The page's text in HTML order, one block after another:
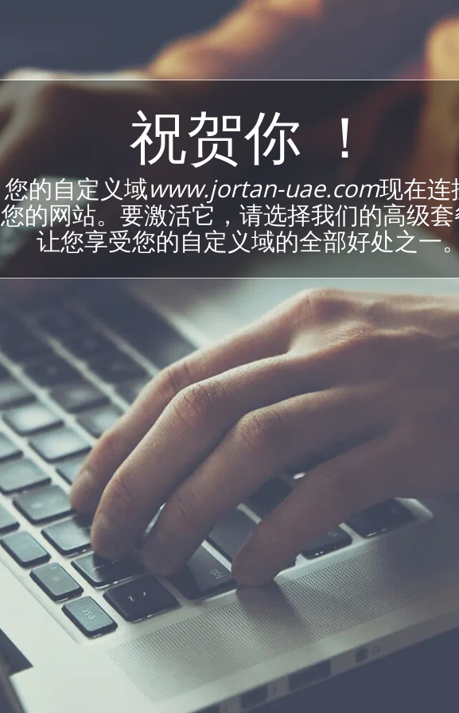
祝贺你 ！
您的自定义域www.jortan-uae.com现在连
您的网站。要激活它，请选择我们的高级套
让您享受您的自定义域的全部好处之一。